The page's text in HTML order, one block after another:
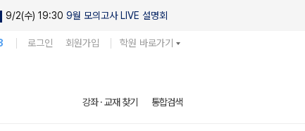
9/2(수) 19:30 9월 모의고사 LIVE 설명회
로그인 회원가입 학원 바로가기
강좌 · 교재 찾기 통합검색